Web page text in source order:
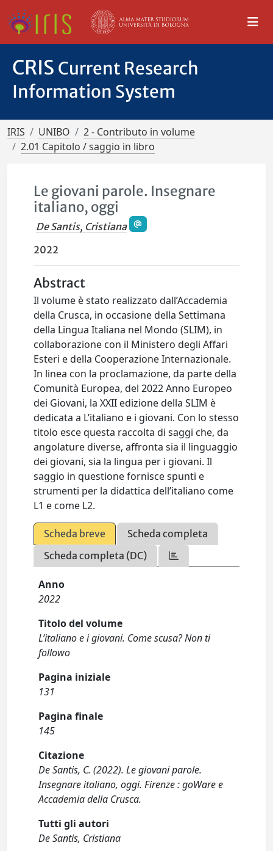
CRIS Current Research
Information System
IRIS UNIBO
2 - Contributo in volume
2.01 Capitolo / saggio in libro
Le giovani parole. Insegnare
italiano, oggi
De Santis, Cristiana
2022
Abstract
Il volume è stato realizzato dall’Accademia
della Crusca, in occasione della Settimana
della Lingua Italiana nel Mondo (SLIM), in
collaborazione con il Ministero degli Affari
Esteri e della Cooperazione Internazionale.
In linea con la proclamazione, da parte della
Comunità Europea, del 2022 Anno Europeo
dei Giovani, la XXII edizione della SLIM è
dedicata a L’italiano e i giovani. Con lo stesso
titolo esce questa raccolta di saggi che, da
angolature diverse, affronta sia il linguaggio
dei giovani, sia la lingua per i giovani. Il
saggio in questione fornisce spunti e
strumenti per la didattica dell’italiano come
L1 e come L2.
Scheda breve
Scheda completa
Scheda completa (DC)
Anno
2022
Titolo del volume
L’italiano e i giovani. Come scusa? Non ti
followo
Pagina iniziale
131
Pagina finale
145
Citazione
De Santis, C. (2022). Le giovani parole.
Insegnare italiano, oggi. Firenze : goWare e
Accademia della Crusca.
Tutti gli autori
De Santis, Cristiana